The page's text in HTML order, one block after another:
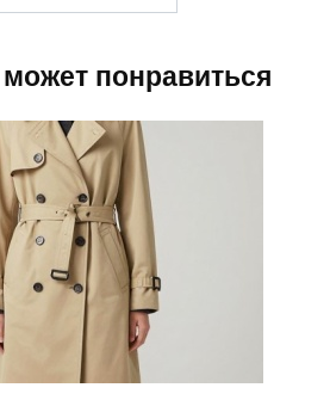
понравиться